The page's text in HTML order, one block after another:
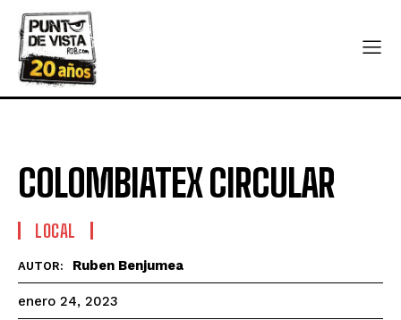
COLOMBIATEX CIRCULAR
LOCAL
AUTOR: Ruben Benjumea
enero 24, 2023